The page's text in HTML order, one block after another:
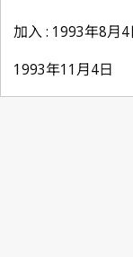
加入 : 1993年8月4
1993年11月4日